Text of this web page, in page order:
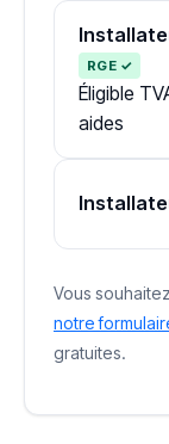
RGE ✓
Éligible
aides
Vous
notre
gratuites.